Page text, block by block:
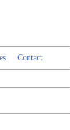
Contact